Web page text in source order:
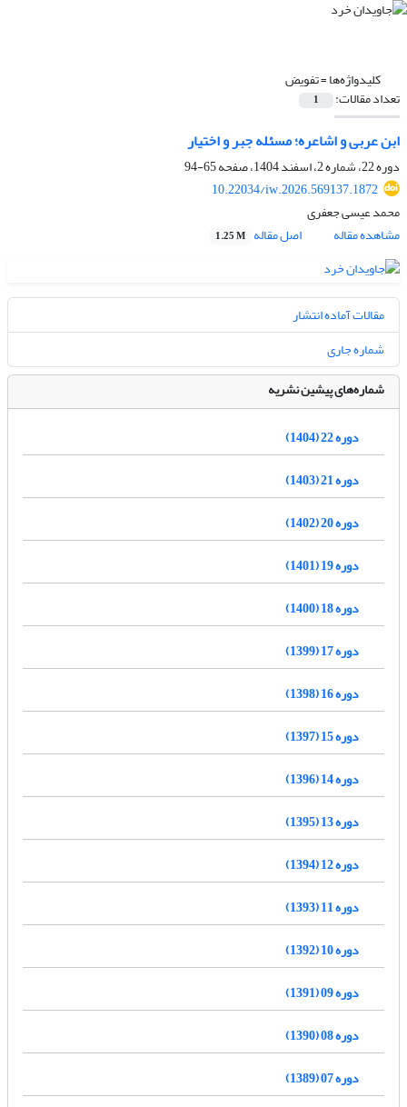
کلیدواژه‌ها =تفویض
تعداد مقالات: 1
ابن عربی و اشاعره؛ مسئله جبر و اختیار
دوره 22، شماره 2، اسفند 1404، صفحه
65-94
10.22034/iw.2026.569137.1872
محمد عیسی جعفری
مشاهده مقاله
اصل مقاله 1.25 M
مقالات آماده انتشار
شماره جاری
شماره‌های پیشین نشریه
دوره 22 (1404)
دوره 21 (1403)
دوره 20 (1402)
دوره 19 (1401)
دوره 18 (1400)
دوره 17 (1399)
دوره 16 (1398)
دوره 15 (1397)
دوره 14 (1396)
دوره 13 (1395)
دوره 12 (1394)
دوره 11 (1393)
دوره 10 (1392)
دوره 09 (1391)
دوره 08 (1390)
دوره 07 (1389)